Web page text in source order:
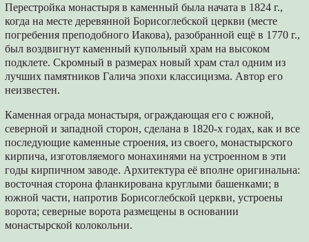
Перестройка монастыря в каменный была начата в 1824 г.,
когда на месте деревянной Борисоглебской церкви (месте
погребения преподобного Иакова), разобранной ещё в 1770 г.,
был воздвигнут каменный купольный храм на высоком
подклете. Скромный в размерах новый храм стал одним из
лучших памятников Галича эпохи классицизма. Автор его
неизвестен.
Каменная ограда монастыря, ограждающая его с южной,
северной и западной сторон, сделана в 1820-х годах, как и все
последующие каменные строения, из своего, монастырского
кирпича, изготовляемого монахинями на устроенном в эти
годы кирпичном заводе. Архитектура её вполне оригинальна:
восточная сторона фланкирована круглыми башенками; в
южной части, напротив Борисоглебской церкви, устроены
ворота; северные ворота размещены в основании
монастырской колокольни.